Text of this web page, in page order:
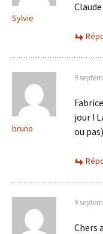
Sylvie
bruno
9
jour !
ou
9
Chers